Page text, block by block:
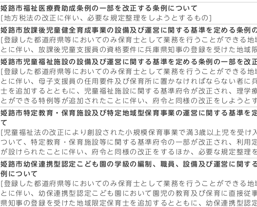
姫路市福祉医療費助成条例の一部を改正する条例について
[地方税法の改正に伴い、必要な規定整理をしようとするもの]
姫路市放課後児童健全育成事業の設備及び運営に関する基準を定める条例
[登録した都道府県等においてのみ保育士として業務を行うことができる
とに伴い、放課後児童支援員の資格要件に兵庫県知事の登録を受けた地域
姫路市児童福祉施設の設備及び運営に関する基準を定める条例の一部を改
[登録した都道府県等においてのみ保育士として業務を行うことができる
とに伴い、母子支援員の任用要件及び保育所に置かなければならない者に
士を追加するとともに、児童福祉施設に関する基準府令が改正され、理学
とができる特例等が追加されたことに伴い、府令と同様の改正をしようと
姫路市特定教育・保育施設及び特定地域型保育事業の運営に関する基準を
て
[児童福祉法の改正により創設された小規模保育事業で満3歳以上児を受け
ついて、特定教育・保育施設等に関する基準府令の一部が改正され、利用
が設けられたことに伴い、府令と同様の改正をするほか、必要な規定整理
姫路市幼保連携型認定こども園の学級の編制、職員、設備及び運営に関す
例について
[登録した都道府県等においてのみ保育士として業務を行うことができる
とに伴い、幼保連携型認定こども園において園児の教育及び保育に直接従
県知事の登録を受けた地域限定保育士を追加するとともに、幼保連携型認